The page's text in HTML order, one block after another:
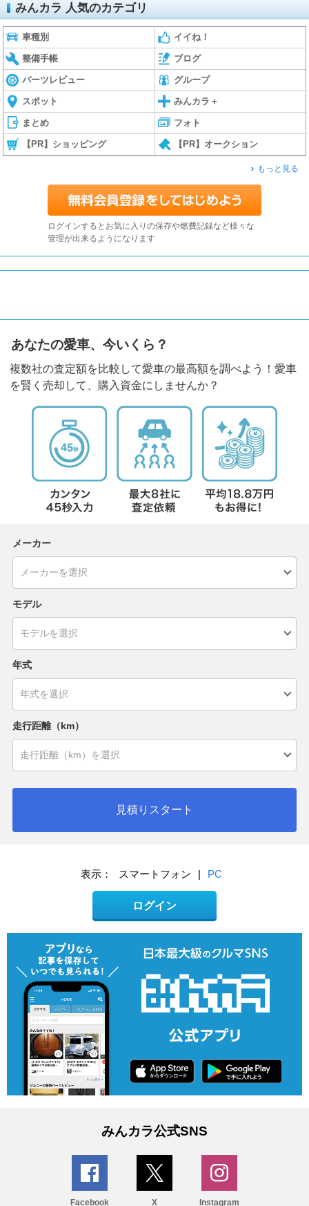
みんカラ 人気のカテゴリ
車種別 イイね！
整備手帳 ブログ
パーツレビュー グループ
スポット みんカラ＋
まとめ フォト
【PR】ショッピング 【PR】オークション
もっと見る
ログインするとお気に入りの保存や燃費記録など様々な
管理が出来るようになります
あなたの愛車、今いくら？
複数社の査定額を比較して愛車の最高額を調べよう！愛車
を賢く売却して、購入資金にしませんか？
メーカー
モデル
年式
走行距離（km）
見積りスタート
表示： スマートフォン | PC
ログイン
みんカラ公式SNS
Facebook X Instagram